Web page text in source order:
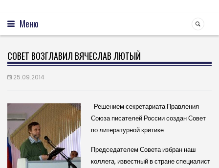
Меню
СОВЕТ ВОЗГЛАВИЛ ВЯЧЕСЛАВ ЛЮТЫЙ
25.09.2014
Решением секретариата Правления
Союза писателей России создан Совет
по литературной критике.
Председателем Совета избран наш
коллега, известный в стране специалист